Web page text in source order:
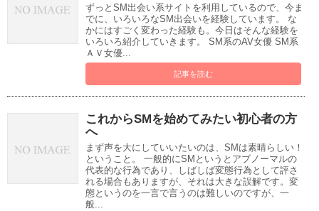
ずっとSM出会い系サイトを利用しているので、今ま
でに、いろいろなSM出会いを経験しています。 な
かにはすごく変わった経験も。今日はそんな経験を
いろいろ紹介していきます。 SM系のAV女優 SM系
ＡＶ女優...
記事を読む
これからSMを始めてみたい初心者の方
へ
まず声を大にしていいたいのは、SMは素晴らしい！
ということ。 一般的にSMというとアブノーマルの
代表的な行為であり、しばしば変態行為として評さ
れる場合もありますが、それは大きな誤解です。変
態というのを一言で言うのは難しいのですが、一
般...